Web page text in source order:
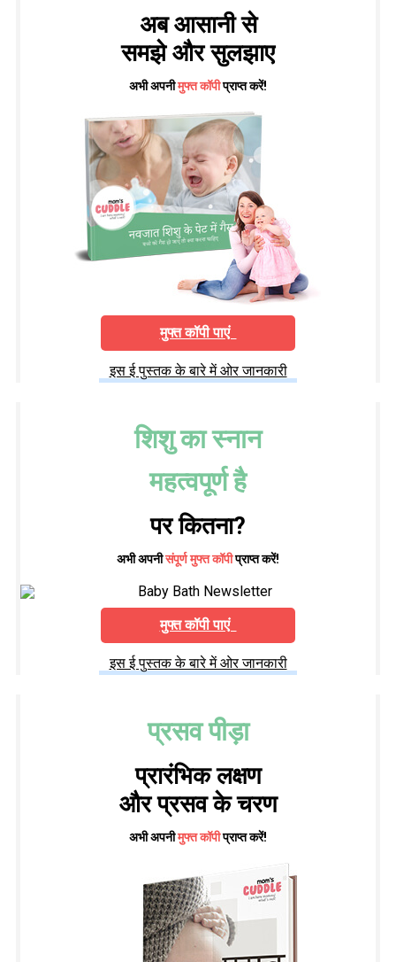
अब आसानी से
समझे और सुलझाए
अभी अपनीमुफ्त कॉपीप्राप्त करें!
मुफ्त कॉपी पाएं
इस ई पुस्तक के बारे में ओर जानकारी
शिशु का स्नान
महत्वपूर्ण है
पर कितना?
अभी अपनीसंपूर्ण मुफ्त कॉपीप्राप्त करें!
मुफ्त कॉपी पाएं
इस ई पुस्तक के बारे में ओर जानकारी
प्रसव पीड़ा
प्रारंभिक लक्षण
और प्रसव के चरण
अभी अपनीमुफ्त कॉपीप्राप्त करें!